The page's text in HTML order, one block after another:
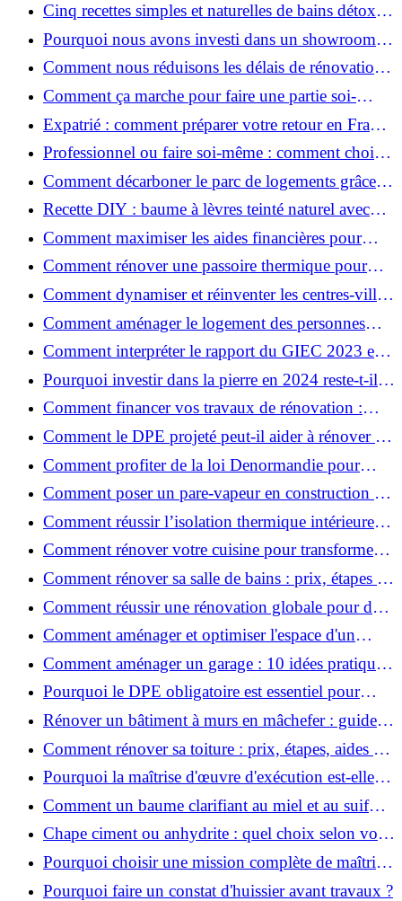
Cinq recettes simples et naturelles de bains détox
maison
Pourquoi nous avons investi dans un showroom-
atelier et ce que cela apporte aux clients
Comment nous réduisons les délais de rénovation à
3 mois au lieu de 6?
Comment ça marche pour faire une partie soi-
même et nous confier le reste ?
Expatrié : comment préparer votre retour en France
et rénover votre bien à distance ?
Professionnel ou faire soi-même : comment choisir
pour votre rénovation ?
Comment décarboner le parc de logements grâce à
la rénovation énergétique ?
Recette DIY : baume à lèvres teinté naturel avec
SPF
Comment maximiser les aides financières pour
votre rénovation ?
Comment rénover une passoire thermique pour
une maison durable ?
Comment dynamiser et réinventer les centres-villes
avec Action Cœur de Ville ?
Comment aménager le logement des personnes
âgées et obtenir des aides financières ?
Comment interpréter le rapport du GIEC 2023 et
en retenir l'essentiel ?
Pourquoi investir dans la pierre en 2024 reste-t-il
un choix sûr ?
Comment financer vos travaux de rénovation :
aides, prêts et solutions pratiques ?
Comment le DPE projeté peut-il aider à rénover et
valoriser votre bien ?
Comment profiter de la loi Denormandie pour
investir dans l'ancien et défiscaliser ?
Comment poser un pare-vapeur en construction et
rénovation : rôle et erreurs à éviter?
Comment réussir l’isolation thermique intérieure
pour une maison économe en énergie ?
Comment rénover votre cuisine pour transformer
votre espace de vie ?
Comment rénover sa salle de bains : prix, étapes et
astuces ?
Comment réussir une rénovation globale pour des
économies et un confort durables?
Comment aménager et optimiser l'espace d'un
studio : 10 astuces pratiques ?
Comment aménager un garage : 10 idées pratiques
et efficaces ?
Pourquoi le DPE obligatoire est essentiel pour
vendre ou louer un bien ?
Rénover un bâtiment à murs en mâchefer : guide
pratique et solutions
Comment rénover sa toiture : prix, étapes, aides et
réglementation ?
Pourquoi la maîtrise d'œuvre d'exécution est-elle
indispensable pour vos chantiers ?
Comment un baume clarifiant au miel et au suif
peut-il purifier la peau ?
Chape ciment ou anhydrite : quel choix selon votre
projet ?
Pourquoi choisir une mission complète de maîtrise
d’œuvre pour réussir vos projets?
Pourquoi faire un constat d'huissier avant travaux ?